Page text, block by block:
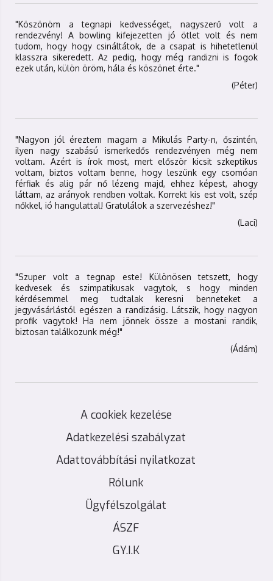
"Köszönöm a tegnapi kedvességet, nagyszerű volt a
rendezvény! A bowling kifejezetten jó ötlet volt és nem
tudom, hogy hogy csináltátok, de a csapat is hihetetlenül
klasszra sikeredett. Az pedig, hogy még randizni is fogok
ezek után, külön öröm, hála és köszönet érte."
(Péter)
"Nagyon jól éreztem magam a Mikulás Party-n, őszintén,
ilyen nagy szabású ismerkedős rendezvényen még nem
voltam. Azért is írok most, mert először kicsit szkeptikus
voltam, biztos voltam benne, hogy leszünk egy csomóan
férfiak és alig pár nő lézeng majd, ehhez képest, ahogy
láttam, az arányok rendben voltak. Korrekt kis est volt, szép
nőkkel, ió hangulattal! Gratulálok a szervezéshez!"
(Laci)
"Szuper volt a tegnap este! Különösen tetszett, hogy
kedvesek és szimpatikusak vagytok, s hogy minden
kérdésemmel meg tudtalak keresni benneteket a
jegyvásárlástól egészen a randizásig. Látszik, hogy nagyon
profik vagytok! Ha nem jönnek össze a mostani randik,
biztosan találkozunk még!"
(Ádám)
A cookiek kezelése
Adatkezelési szabályzat
Adattovábbítási nyilatkozat
Rólunk
Ügyfélszolgálat
ÁSZF
GY.I.K